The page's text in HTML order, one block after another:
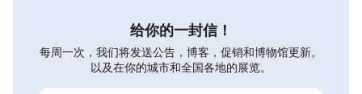
给你的一封信！
每周一次，我们将发送公告，博客，促销和博物馆更新。
以及在你的城市和全国各地的展览。